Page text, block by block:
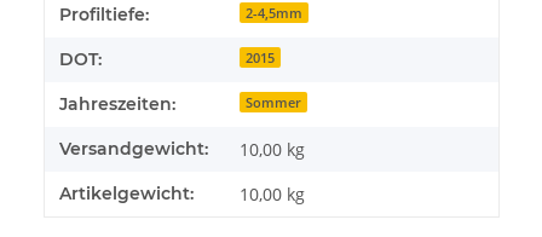
Produkteigenschaft
Wert
Profiltiefe: 2-4,5mm
DOT: 2015
Jahreszeiten: Sommer
Versandgewicht: 10,00 kg
Artikelgewicht: 10,00 kg